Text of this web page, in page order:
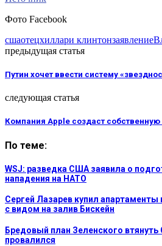
Фото Facebook
сшаотецхиллари клинтонзаявление
предыдущая статья
Путин хочет ввести систему
следующая статья
Компания Apple создаст
По теме:
WSJ: разведка США заявила о
нападения на НАТО
Сергей Лазарев купил
с видом на залив Бискейн
Бредовый план Зеленского
провалился